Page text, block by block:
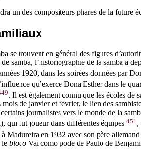
un des compositeurs phares de la future
se trouvent en général des figures
samba, l’historiographie de la samba a
1920, dans les soirées données par
qu’exerce Dona Esther dans le
. Il est également connu que les écoles de
de janvier et février, le lien des
journalistes vers le monde de la
qui fut joueur dans différentes équipes 451 ,
en 1932 avec son père
le bloco Vai como pode de Paulo de